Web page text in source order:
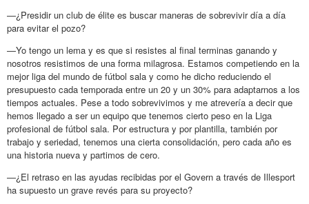
—¿Presidir un club de élite es buscar maneras de sobrevivir día a día
para evitar el pozo?
—Yo tengo un lema y es que si resistes al final terminas ganando y
nosotros resistimos de una forma milagrosa. Estamos competiendo en la
mejor liga del mundo de fútbol sala y como he dicho reduciendo el
presupuesto cada temporada entre un 20 y un 30% para adaptarnos a los
tiempos actuales. Pese a todo sobrevivimos y me atrevería a decir que
hemos llegado a ser un equipo que tenemos cierto peso en la Liga
profesional de fútbol sala. Por estructura y por plantilla, también por
trabajo y seriedad, tenemos una cierta consolidación, pero cada año es
una historia nueva y partimos de cero.
—¿El retraso en las ayudas recibidas por el Govern a través de Illesport
ha supuesto un grave revés para su proyecto?